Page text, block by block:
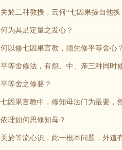
关於二种教授，云何“七因果摄自他
何为具足定量之发心？
何以修七因果言教，须先修平等舍心
平等舍修法，有怨、中、亲三种同时
平等舍之修要？
七因果言教中，修知母法门为最要，
依理如何思修知母？
关於等流心识，此一根本问题，外道